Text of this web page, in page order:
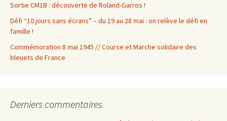
Sortie CM1B : découverte de Roland-Garros !
Défi “10 jours sans écrans” – du 19 au 28 mai : on relève le défi en
famille !
Commémoration 8 mai 1945 // Course et Marche solidaire des
bleuets de France
Derniers commentaires